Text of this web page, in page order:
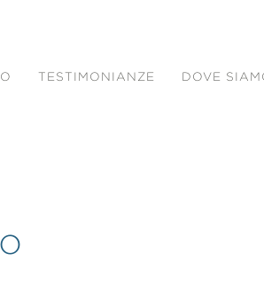
TESTIMONIANZE DOVE